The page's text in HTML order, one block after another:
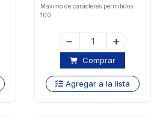
Maximo de caracteres permitidos:
100
Comprar
Agregar a la lista